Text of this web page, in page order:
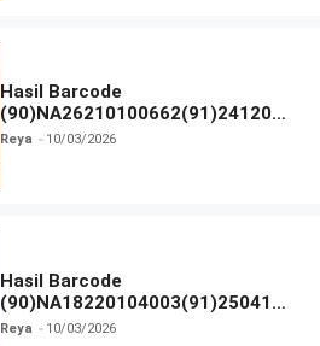
Hasil Barcode
(90)NA26210100662(91)241203
dan Izin BPOM
Reya 10/03/2026
Hasil Barcode
(90)NA18220104003(91)250418
dan Izin BPOM
Reya 10/03/2026